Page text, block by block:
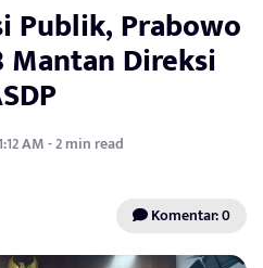
Publik, Prabowo
Direksi
AM - 2 min read
Komentar: 0